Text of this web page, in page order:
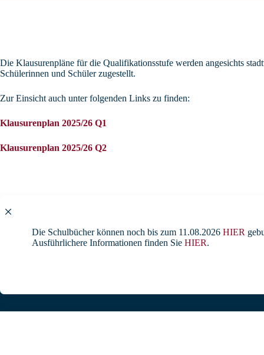
Die Schulbücher können noch bis zum 11.08.2026 HIER
Ausführlichere Informationen finden Sie HIER.
Die Klausurenpläne für die Qualifikationsstufe werden angesichts
Schülerinnen und Schüler zugestellt.
Zur Einsicht auch unter folgenden Links zu finden:
Klausurenplan 2025/26 Q1
Klausurenplan 2025/26 Q2